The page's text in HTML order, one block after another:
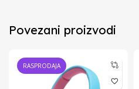
Povezani proizvodi
RASPRODAJA